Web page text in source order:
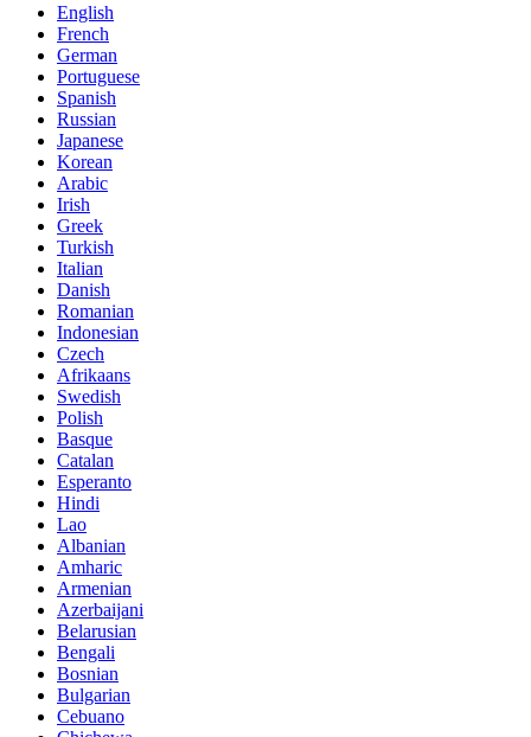
English
French
German
Portuguese
Spanish
Russian
Japanese
Korean
Arabic
Irish
Greek
Turkish
Italian
Danish
Romanian
Indonesian
Czech
Afrikaans
Swedish
Polish
Basque
Catalan
Esperanto
Hindi
Lao
Albanian
Amharic
Armenian
Azerbaijani
Belarusian
Bengali
Bosnian
Bulgarian
Cebuano